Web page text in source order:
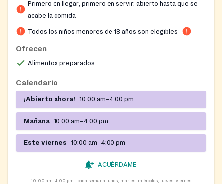
gather to play games and use provided play equipment.
Free, nutritious lunches and snacks are served to
youth on site through the federally funded Summer
Primero en llegar, primero en servir: abierto hasta que se
acabe la comida
Todos los niños menores de 18 años son elegibles
Ofrecen
Alimentos preparados
Calendario
¡Abierto ahora! 10:00 am–4:00 pm
Mañana 10:00 am–4:00 pm
Este viernes 10:00 am–4:00 pm
ACUÉRDAME
10:00 am–4:00 pm cada semana lunes, martes, miércoles, jueves, viernes